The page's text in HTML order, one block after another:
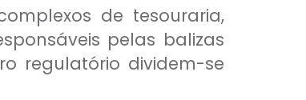
de tesouraria,
pelas balizas
regulatório dividem-se